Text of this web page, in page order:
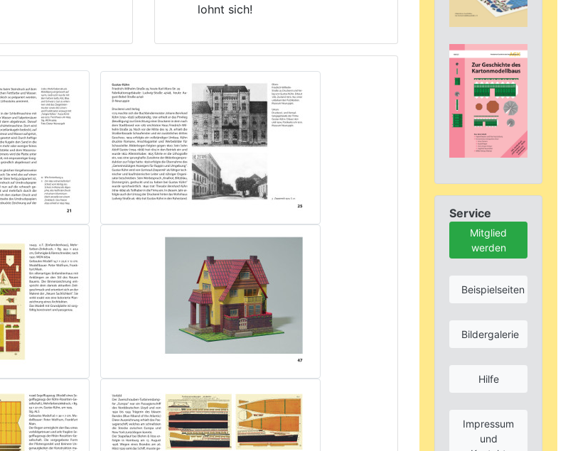
Service
Mitglied
werden
Beispielseiten
Bildergalerie
Hilfe
Impressum
und
lohnt sich!